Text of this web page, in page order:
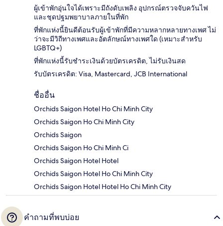
ผู้เข้าพักอุ่นใจได้เพราะมีถังดับเพลิง อุปกรณ์ตรวจจับควันไฟ
และชุดปฐมพยาบาลภายในที่พัก
ที่พักแห่งนี้ยินดีต้อนรับผู้เข้าพักที่มีความหลากหลายทางเพศ ไม่
ว่าจะมีวิถีทางเพศและอัตลักษณ์ทางเพศใด (เหมาะสำหรับ
LGBTQ+)
ที่พักแห่งนี้รับชำระเงินด้วยบัตรเครดิต, ไม่รับเงินสด
รับบัตรเครดิต: Visa, Mastercard, JCB International
ชื่ออื่น
Orchids Saigon Hotel Ho Chi Minh City
Orchids Saigon Ho Chi Minh City
Orchids Saigon
Orchids Saigon Ho Chi Minh Ci
Orchids Saigon Hotel Hotel
Orchids Saigon Hotel Ho Chi Minh City
Orchids Saigon Hotel Hotel Ho Chi Minh City
คำถามที่พบบ่อย